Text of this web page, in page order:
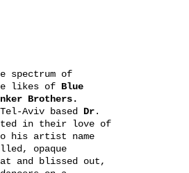
spectrum of
likes ofBlue
Brothers.
Aviv based Dr.
in their love of
his artist name
opaque
and blissed out,